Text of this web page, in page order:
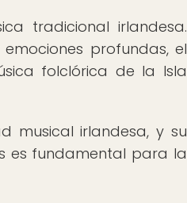
tradicional irlandesa.
profundas, el
folclórica de la Isla
musical irlandesa, y su
es fundamental para la